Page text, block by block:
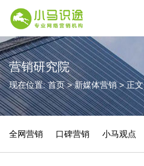
营销研究院
现在位置:首页>新媒体营销>正文
全网营销 口碑营销 小马观点